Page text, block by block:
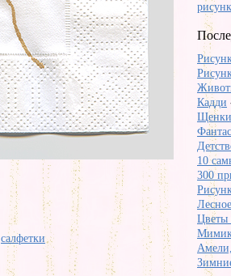
салфетки
Кадди
Щенки
10
300
Лесное
Цветы